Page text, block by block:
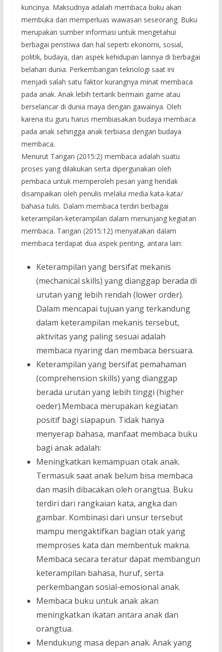
kuncinya. Maksudnya adalah membaca buku akan
membuka dan memperluas wawasan seseorang. Buku
merupakan sumber informasi untuk mengetahui
berbagai peristiwa dan hal seperti ekonomi, sosial,
politik, budaya, dan aspek kehidupan lainnya di berbagai
belahan dunia. Perkembangan teknologi saat ini
menjadi salah satu faktor kurangnya minat membaca
pada anak. Anak lebih tertarik bermain game atau
berselancar di dunia maya dengan gawainya. Oleh
karena itu guru harus membiasakan budaya membaca
pada anak sehingga anak terbiasa dengan budaya
membaca.
Menurut Tarigan (2015:2) membaca adalah suatu
proses yang dilakukan serta dipergunakan oleh
pembaca untuk memperoleh pesan yang hendak
disampaikan oleh penulis melalui media kata-kata/
bahasa tulis. Dalam membaca terdiri berbagai
keterampilan-keterampilan dalam menunjang kegiatan
membaca. Tarigan (2015:12) menyatakan dalam
membaca terdapat dua aspek penting, antara lain:
Keterampilan yang bersifat mekanis
(mechanical skills) yang dianggap berada di
urutan yang lebih rendah (lower order).
Dalam mencapai tujuan yang terkandung
dalam keterampilan mekanis tersebut,
aktivitas yang paling sesuai adalah
membaca nyaring dan membaca bersuara.
Keterampilan yang bersifat pemahaman
(comprehension skills) yang dianggap
berada urutan yang lebih tinggi (higher
oeder).Membaca merupakan kegiatan
positif bagi siapapun. Tidak hanya
menyerap bahasa, manfaat membaca buku
bagi anak adalah:
Meningkatkan kemampuan otak anak.
Termasuk saat anak belum bisa membaca
dan masih dibacakan oleh orangtua. Buku
terdiri dari rangkaian kata, angka dan
gambar. Kombinasi dari unsur tersebut
mampu mengaktifkan bagian otak yang
memproses kata dan membentuk makna.
Membaca secara teratur dapat membangun
keterampilan bahasa, huruf, serta
perkembangan sosial-emosional anak.
Membaca buku untuk anak akan
meningkatkan ikatan antara anak dan
orangtua.
Mendukung masa depan anak. Anak yang